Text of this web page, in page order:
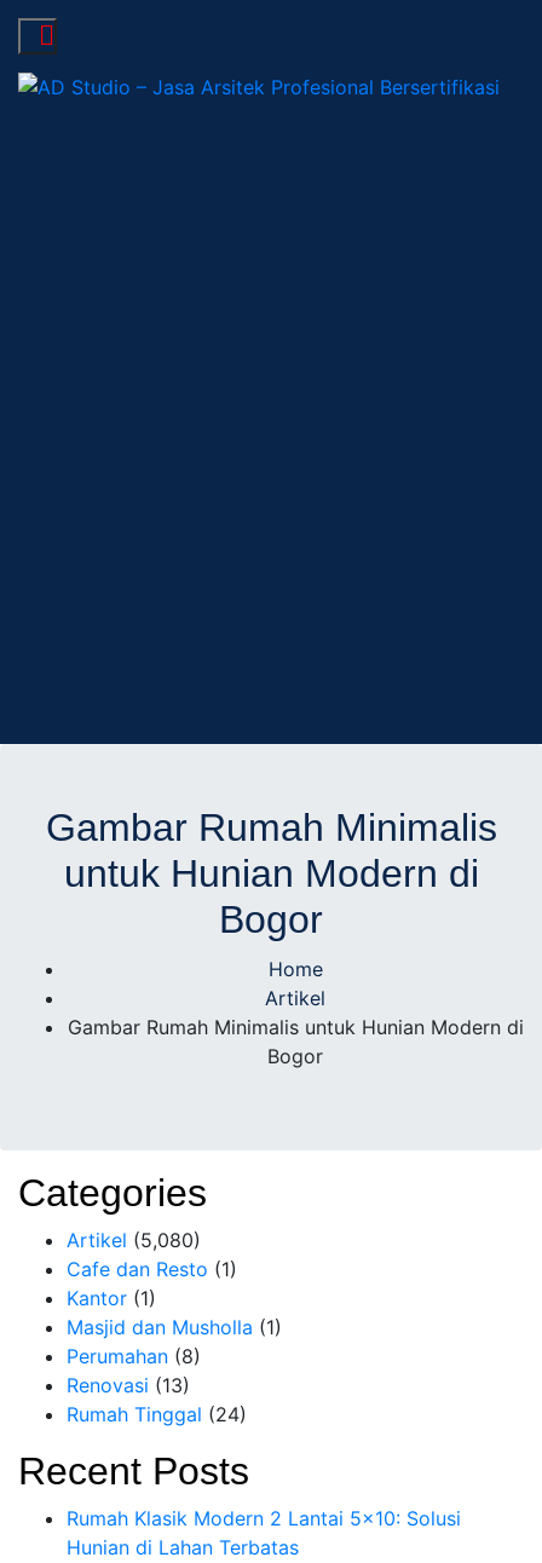
Arsitek Profesional
Bersertifikasi
Gambar Rumah Minimalis
untuk Hunian Modern di
Bogor
Home
Artikel
Gambar Rumah Minimalis untuk Hunian Modern di
Bogor
Categories
Artikel (5,080)
Cafe dan Resto (1)
Kantor (1)
Masjid dan Musholla (1)
Perumahan (8)
Renovasi (13)
Rumah Tinggal (24)
Recent Posts
Rumah Klasik Modern 2 Lantai 5×10: Solusi
Hunian di Lahan Terbatas